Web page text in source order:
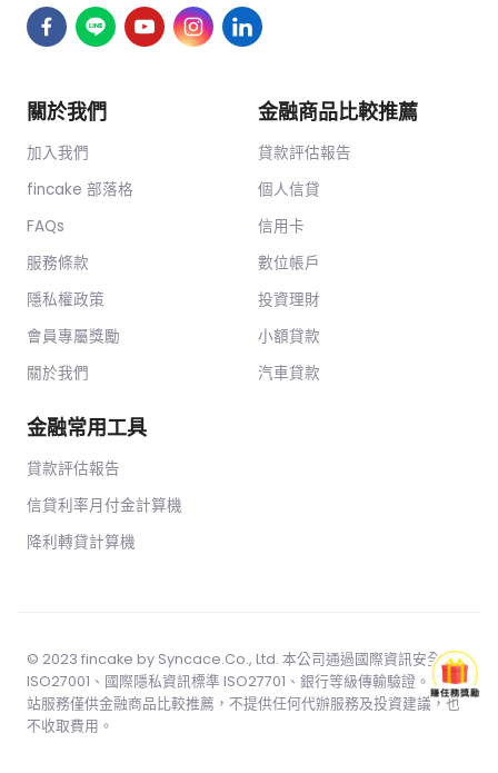
關於我們
加入我們
fincake 部落格
FAQs
服務條款
隱私權政策
會員專屬獎勵
關於我們
金融商品比較推薦
貸款評估報告
個人信貸
信用卡
數位帳戶
投資理財
小額貸款
汽車貸款
金融常用工具
貸款評估報告
信貸利率月付金計算機
降利轉貸計算機
© 2023 fincake by Syncace.Co., Ltd. 本公司通過國際資訊安全標準
ISO27001、國際隱私資訊標準 ISO27701、銀行等級傳輸驗證。 本網
站服務僅供金融商品比較推薦，不提供任何代辦服務及投資建議，也
不收取費用。